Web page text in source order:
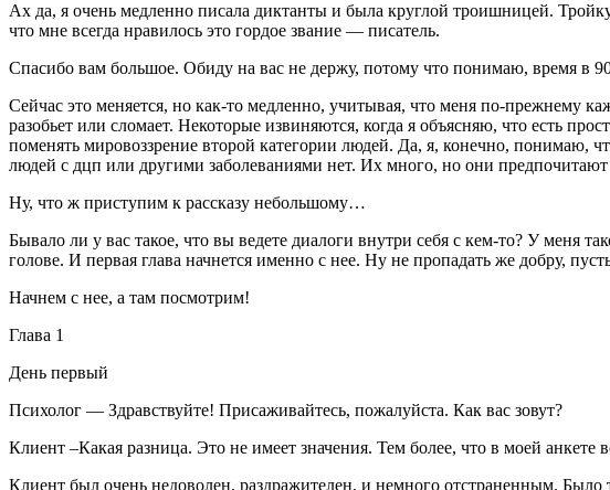
Ах да, я очень медленно писала диктанты и была круглой троишницей.
что мне всегда нравилось это гордое звание — писатель.
Спасибо вам большое. Обиду на вас не держу, потому что понимаю, время в
Сейчас это меняется, но как-то медленно, учитывая, что меня по-прежнему
разобьет или сломает. Некоторые извиняются, когда я объясняю, что есть
поменять мировоззрение второй категории людей. Да, я, конечно,
людей с дцп или другими заболеваниями нет. Их много, но они предпочитают
Ну, что ж приступим к рассказу небольшому…
Бывало ли у вас такое, что вы ведете диалоги внутри себя с кем-то? У меня
голове. И первая глава начнется именно с нее. Ну не пропадать же добру,
Начнем с нее, а там посмотрим!
Глава 1
День первый
Психолог — Здравствуйте! Присаживайтесь, пожалуйста. Как вас зовут?
Клиент –Какая разница. Это не имеет значения. Тем более, что в моей анкете
Клиент был очень недоволен, раздражителен, и немного отстраненным. Было